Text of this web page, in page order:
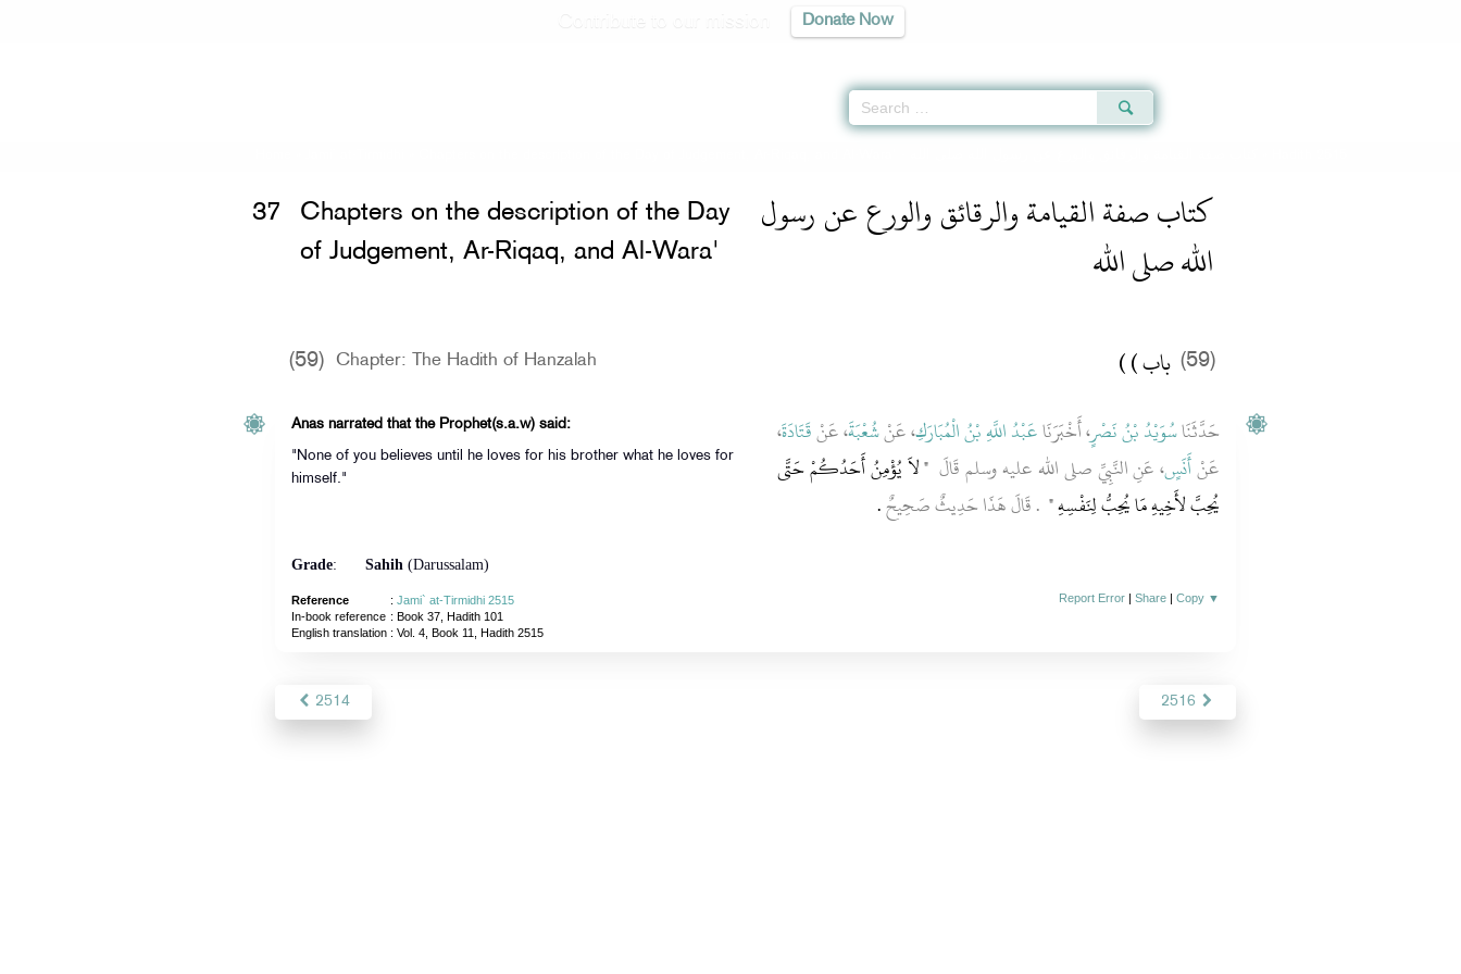
Donate Now
كتاب صفة القيامة والرقائق والورع عن رسول
الله صلى الله
37
Chapters on the description of the Day
of Judgement, Ar-Riqaq, and Al-Wara'
(59) Chapter: The Hadith of Hanzalah (59) باب ‏)‏ ‏)‏
Anas narrated that the Prophet(s.a.w) said:
"None of you believes until he loves for his brother what he loves for
himself."
حَدَّثَنَاسُوَيْدُ بْنُ نَصْرٍ، أَخْبَرَنَاعَبْدُ اللَّهِ بْنُ الْمُبَارَكِ، عَنْشُعْبَةَ، عَنْقَتَادَةَ،
عَنْأَنَسٍ، عَنِ النَّبِيِّ صلى الله عليه وسلم قَالَ ‏ "‏ لاَ يُؤْمِنُ أَحَدُكُمْ حَتَّى
يُحِبَّ لأَخِيهِ مَا يُحِبُّ لِنَفْسِهِ ‏" ‏ ‏.‏ قَالَ هَذَا حَدِيثٌ صَحِيحٌ‏.‏
Grade: Sahih(Darussalam)
Reference : Jami` at-Tirmidhi 2515
In-book reference : Book 37, Hadith 101
English translation: Vol. 4, Book 11, Hadith 2515
Report Error |Share |Copy ▼
2514 2516